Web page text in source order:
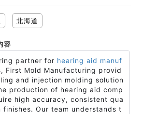
北海道
容
partner for hearing aid manuf
First Mold Manufacturing provid
and injection molding solution
production of hearing aid comp
high accuracy, consistent qua
finishes. Our team understands t